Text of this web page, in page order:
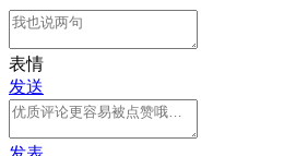
表情
发送